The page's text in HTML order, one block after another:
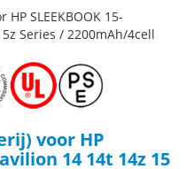
voor HP
14 14t 14z 15